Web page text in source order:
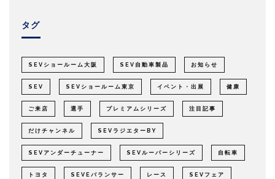
タグ
SEVショールーム大阪 SEV自動車製品 お知らせ
SEV SEVショールーム東京 イベント・出展 健康
ご来店 選手 プレミアムシリーズ 注目記事
だけチャンネル SEVラジエターBY
SEVアンダーチューナー SEVルーパーシリーズ 自転車
トヨタ SEVEバランサー レース SEVフェア